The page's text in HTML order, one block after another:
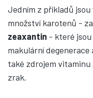
Jedním z příkladů
množství karotenů -
zeaxantin - které
makulární degenerace
také zdrojem
zrak.